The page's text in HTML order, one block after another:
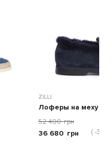
ZILLI
Лоферы на меху
52 400 грн
36 680 грн ( -30